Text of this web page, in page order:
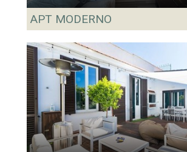
APT MODERNO